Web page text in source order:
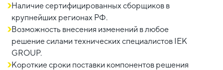
Наличие сертифицированных сборщиков в
крупнейших регионах РФ.
Возможность внесения изменений в любое
решение силами технических специалистов IEK
GROUP.
Короткие сроки поставки компонентов решения